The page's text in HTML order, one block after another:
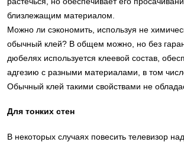
близлежащим материалом.
Можно ли сэкономить, используя не
обычный клей? В общем можно, но без
дюбелях используется клеевой состав,
адгезию с разными материалами, в том
Обычный клей такими свойствами не
Для тонких стен
В некоторых случаях повесить телевизор